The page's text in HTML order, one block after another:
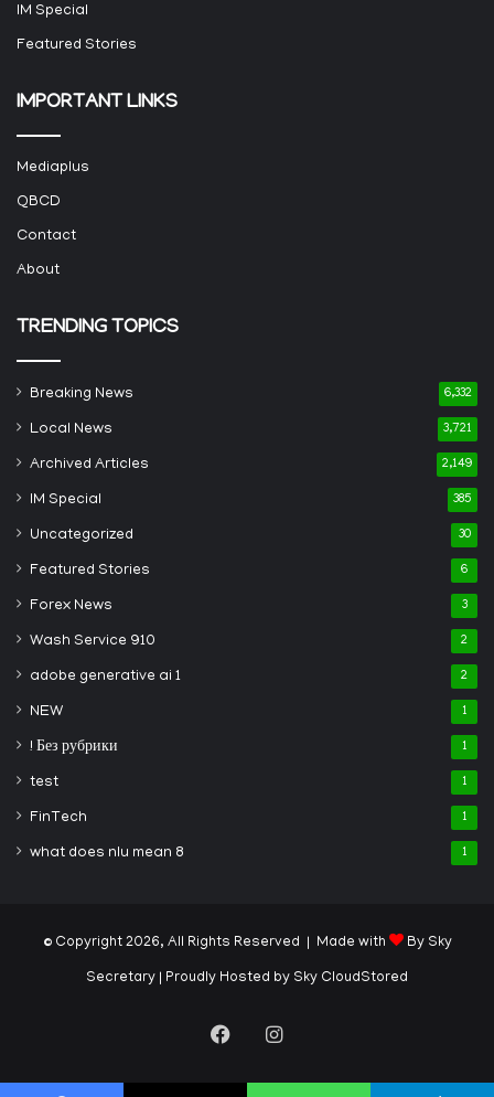
IM Special
Featured Stories
IMPORTANT LINKS
Mediaplus
QBCD
Contact
About
TRENDING TOPICS
Breaking News 6,332
Local News 3,721
Archived Articles 2,149
IM Special 385
Uncategorized 30
Featured Stories 6
Forex News 3
Wash Service 910 2
adobe generative ai 1 2
NEW 1
! Без рубрики 1
test 1
FinTech 1
what does nlu mean 8 1
© Copyright 2026, All Rights Reserved | Made with By Sky
Secretary | Proudly Hosted by Sky CloudStored
FacebookInstagram